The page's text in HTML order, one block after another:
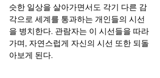
슷한 일상을 살아가면서도 각기 다른 감
각으로 세계를 통과하는 개인들의 시선
을 병치한다. 관람자는 이 시선들을 따라
가며, 자연스럽게 자신의 시선 또한 되돌
아보게 된다.